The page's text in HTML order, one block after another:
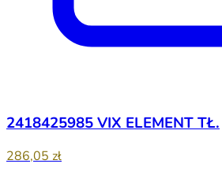
2418425985 VIX ELEMENT TŁ.
286,05 zł